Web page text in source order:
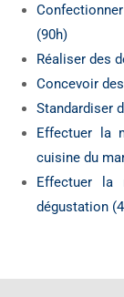
(90h)
Réaliser des
Concevoir
Standardiser
Effectuer la
cuisine du
Effectuer
dégustation